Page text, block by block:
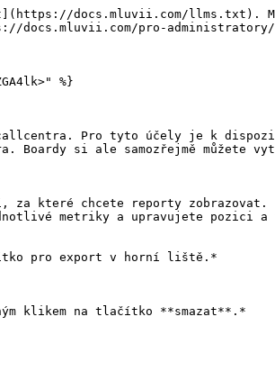
docs.mluvii.com/llms.txt).
docs.mluvii.com/pro-administratory/
%}
callcentra. Pro tyto účely je k
Boardy si ale samozřejmě můžete
které chcete reporty zobrazovat.
metriky a upravujete pozici a
pro export v horní liště.*
klikem na tlačítko **smazat**.*